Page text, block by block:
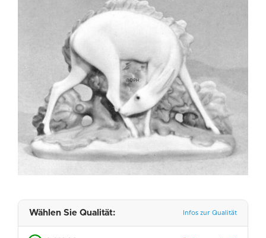
Wählen Sie Qualität: Infos zur Qualität